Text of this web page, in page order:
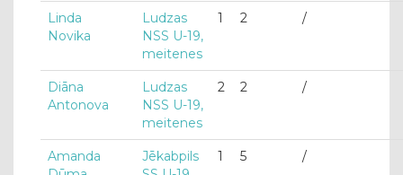
Linda
Novika
Ludzas
NSS U-19,
meitenes
1 2 /
Diāna
Antonova
Ludzas
NSS U-19,
meitenes
2 2 /
Amanda
Jēkabpils
1 5 /